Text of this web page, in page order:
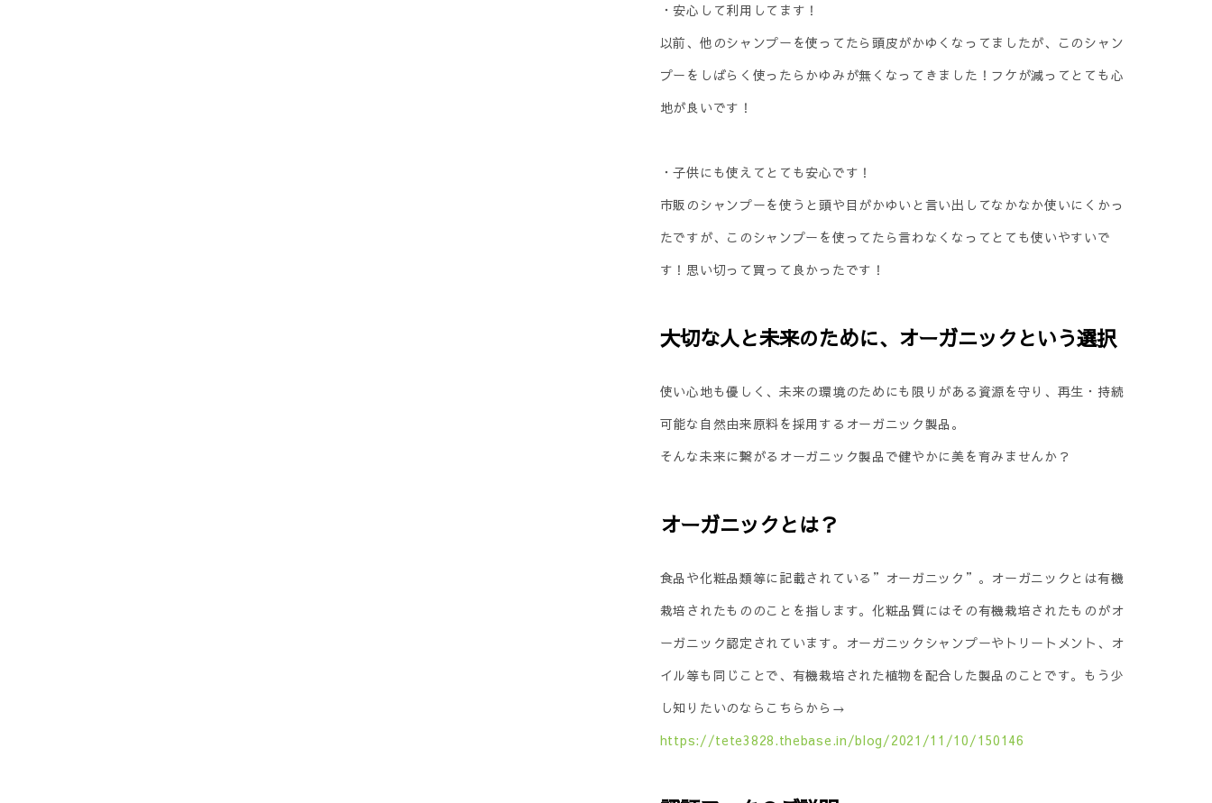
・安心して利用してます！
以前、他のシャンプーを使ってたら頭皮がかゆくなってましたが、このシャン
プーをしばらく使ったらかゆみが無くなってきました！フケが減ってとても心
地が良いです！
・子供にも使えてとても安心です！
市販のシャンプーを使うと頭や目がかゆいと言い出してなかなか使いにくかっ
たですが、このシャンプーを使ってたら言わなくなってとても使いやすいで
す！思い切って買って良かったです！
大切な人と未来のために、オーガニックという選択
使い心地も優しく、未来の環境のためにも限りがある資源を守り、再生・持続
可能な自然由来原料を採用するオーガニック製品。
そんな未来に繋がるオーガニック製品で健やかに美を育みませんか？
オーガニックとは？
食品や化粧品類等に記載されている”オーガニック”。オーガニックとは有機
栽培されたもののことを指します。化粧品質にはその有機栽培されたものがオ
ーガニック認定されています。オーガニックシャンプーやトリートメント、オ
イル等も同じことで、有機栽培された植物を配合した製品のことです。もう少
し知りたいのならこちらから→
https://tete3828.thebase.in/blog/2021/11/10/150146